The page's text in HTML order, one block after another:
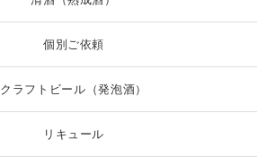
個別ご依頼
クラフトビール（発泡酒）
リキュール